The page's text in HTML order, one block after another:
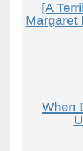
[A
Margaret
When